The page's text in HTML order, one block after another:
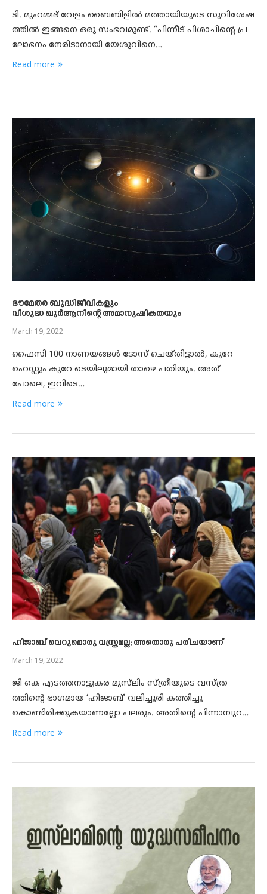
ടി. മുഹമ്മദ് വേളം ബൈബിളിൽ മത്തായിയുടെ സുവിശേഷ
ത്തിൽ ഇങ്ങനെ ഒരു സംഭവമുണ്ട്. “പിന്നീട് പിശാചിന്റെ പ്ര
ലോഭനം നേരിടാനായി യേശുവിനെ…
Read more
ഭൗമേതര ബുദ്ധിജീവികളും
വിശുദ്ധ ഖുർആനിന്റെ അമാനുഷികതയും
March 19, 2022
ഫൈസി 100 നാണയങ്ങൾ ടോസ് ചെയ്തിട്ടാൽ, കുറേ
ഹെഡ്ഡും കുറേ ടെയിലുമായി താഴെ പതിയും. അത്
പോലെ, ഇവിടെ…
Read more
ഹിജാബ് വെറുമൊരു വസ്ത്രമല്ല; അതൊരു പരിചയാണ്
March 19, 2022
ജി കെ എടത്തനാട്ടുകര മുസ്‌ലിം സ്ത്രീയുടെ വസ്ത്ര
ത്തിന്റെ ഭാഗമായ ‘ഹിജാബ്’ വലിച്ചൂരി കത്തിച്ചു
കൊണ്ടിരിക്കുകയാണല്ലോ പലരും. അതിന്റെ പിന്നാമ്പുറ…
Read more